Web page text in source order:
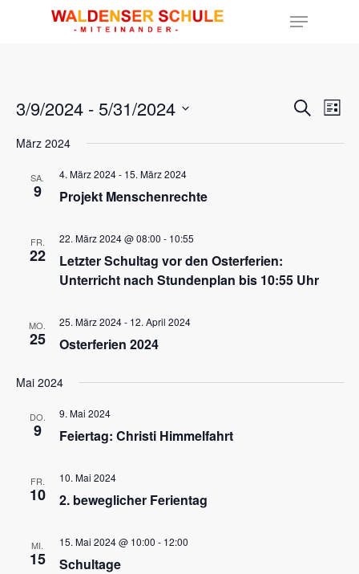
Suche
Liste
3/9/2024 - 5/31/2024
wählen.
März 2024
SA.
9
4. März 2024- 15. März 2024
Projekt Menschenrechte
FR.
22
22. März 2024 @ 08:00 - 10:55
Letzter Schultag vor den Osterferien:
Unterricht nach Stundenplan bis 10:55 Uhr
MO.
25
25. März 2024- 12. April 2024
Osterferien 2024
Mai 2024
DO.
9
9. Mai 2024
Feiertag: Christi Himmelfahrt
FR.
10
10. Mai 2024
2. beweglicher Ferientag
MI.
15
15. Mai 2024 @ 10:00 - 12:00
Schultage